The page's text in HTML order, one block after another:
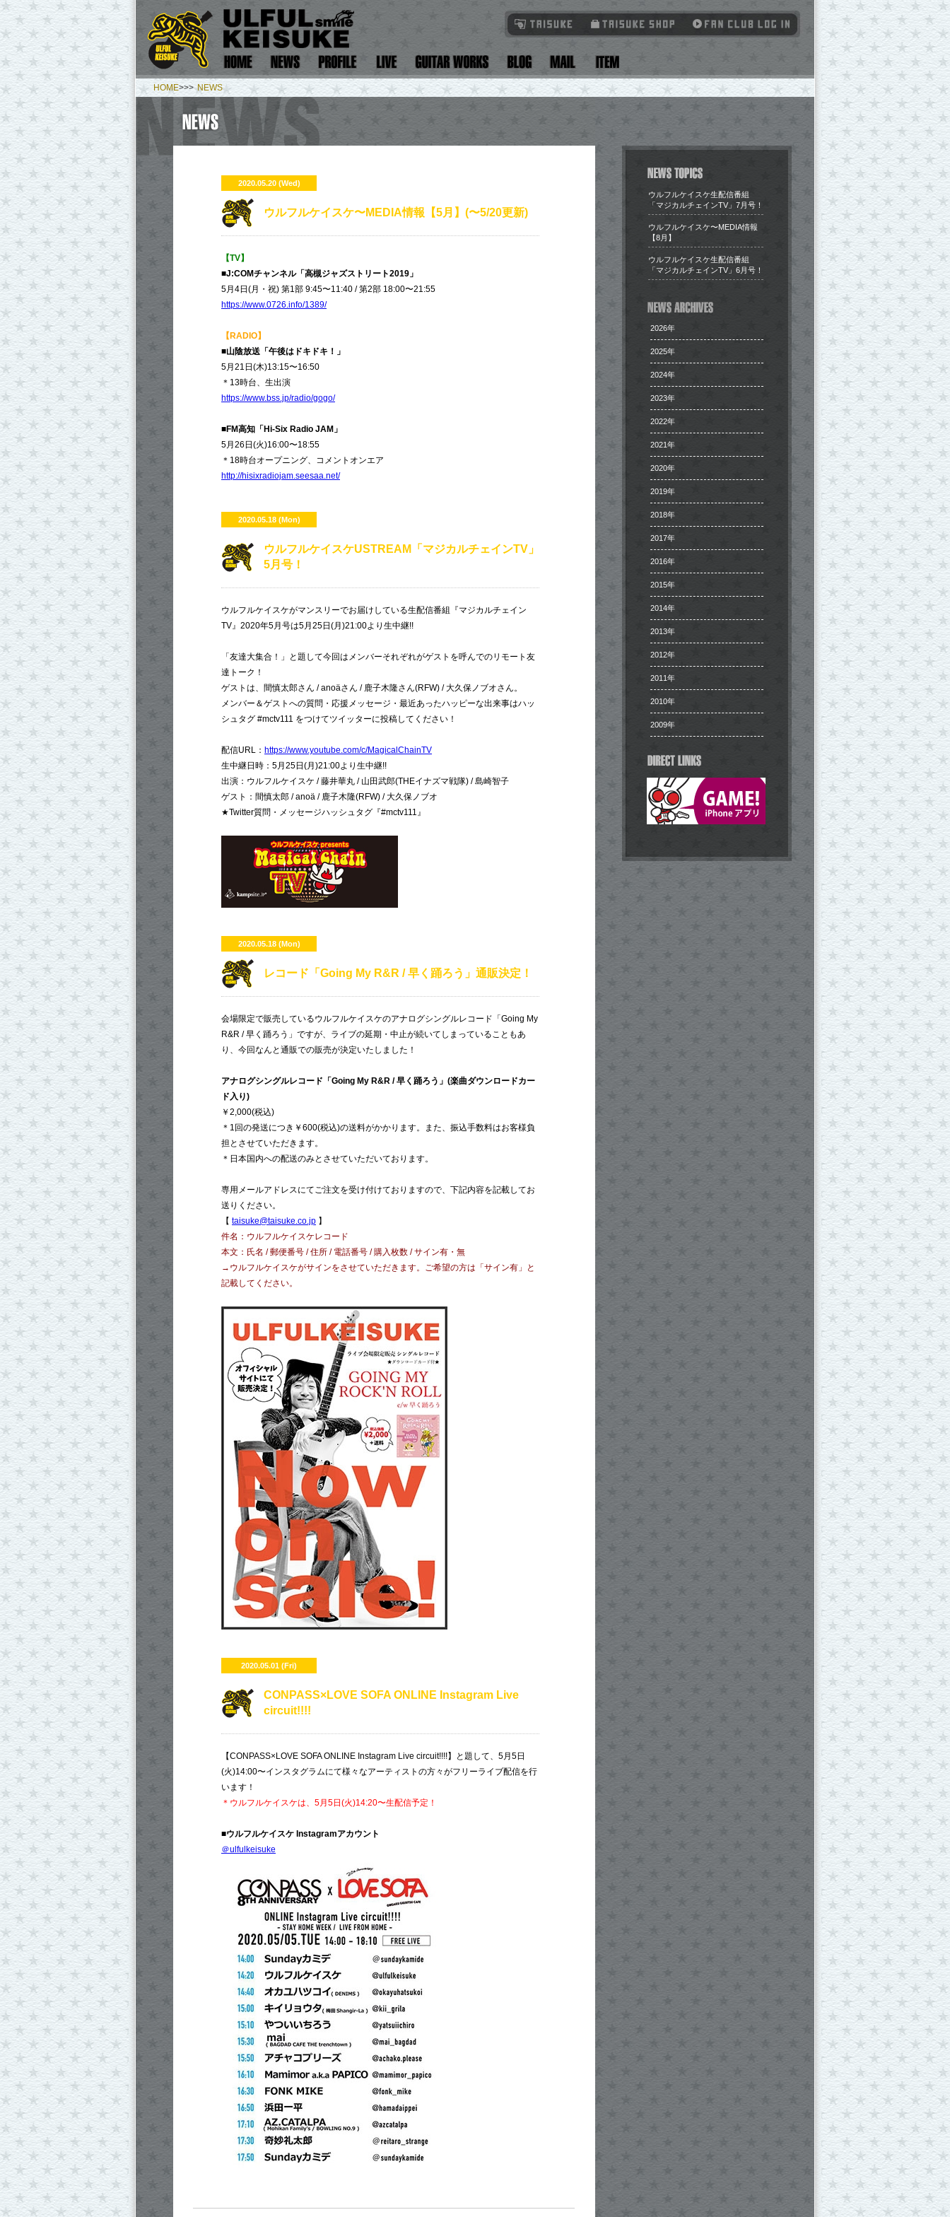
HOME>>> NEWS
2020.05.20 (Wed)
​ウルフルケイスケ〜MEDIA情報【5月】(〜5/20更新)
【TV】
■J:COMチャンネル「高槻ジャズストリート2019」
5月4日(月・祝) 第1部 9:45〜11:40 / 第2部 18:00〜21:55
https://www.0726.info/1389/
【RADIO】
■山陰放送「午後はドキドキ！」
5月21日(木)13:15〜16:50
＊13時台、生出演
https://www.bss.jp/radio/gogo/
■FM高知「Hi-Six Radio JAM」
5月26日(火)16:00〜18:55
＊18時台オープニング、コメントオンエア
http://hisixradiojam.seesaa.net/
2020.05.18 (Mon)
ウルフルケイスケUSTREAM「マジカルチェインTV」
5月号！
ウルフルケイスケがマンスリーでお届けしている生配信番組『マジカルチェイン
TV』2020年5月号は5月25日(月)21:00より生中継!!
「友達大集合！」と題して今回はメンバーそれぞれがゲストを呼んでのリモート友
達トーク！
ゲストは、間慎太郎さん / anoäさん / 鹿子木隆さん(RFW) / 大久保ノブオさん。
メンバー＆ゲストへの質問・応援メッセージ・最近あったハッピーな出来事はハッ
シュタグ #mctv111 をつけてツイッターに投稿してください！
配信URL： https://www.youtube.com/c/MagicalChainTV
生中継日時：5月25日(月)21:00より生中継!!
出演：ウルフルケイスケ / 藤井華丸 / 山田武郎(THEイナズマ戦隊) / 島崎智子
ゲスト：間慎太郎 / anoä / 鹿子木隆(RFW) / 大久保ノブオ
★Twitter質問・メッセージハッシュタグ『#mctv111』
2020.05.18 (Mon)
レコード「Going My R&R / 早く踊ろう」通販決定！
会場限定で販売しているウルフルケイスケのアナログシングルレコード「Going My
R&R / 早く踊ろう」ですが、ライブの延期・中止が続いてしまっていることもあ
り、今回なんと通販での販売が決定いたしました！
アナログシングルレコード「Going My R&R / 早く踊ろう」(楽曲ダウンロードカー
ド入り)
￥2,000(税込)
＊1回の発送につき￥600(税込)の送料がかかります。また、振込手数料はお客様負
担とさせていただきます。
＊日本国内への配送のみとさせていただいております。
専用メールアドレスにてご注文を受け付けておりますので、下記内容を記載してお
送りください。
【 taisuke@taisuke.co.jp 】
件名：ウルフルケイスケレコード
本文：氏名 / 郵便番号 / 住所 / 電話番号 / 購入枚数 / サイン有・無
→ウルフルケイスケがサインをさせていただきます。ご希望の方は「サイン有」と
記載してください。
2020.05.01 (Fri)
CONPASS×LOVE SOFA ONLINE Instagram Live
circuit!!!!
【CONPASS×LOVE SOFA ONLINE Instagram Live circuit!!!!】と題して、5月5日
(火)14:00〜インスタグラムにて様々なアーティストの方々がフリーライブ配信を行
います！
＊ウルフルケイスケは、5月5日(火)14:20〜生配信予定！
■ウルフルケイスケ Instagramアカウント
＠ulfulkeisuke
ウルフルケイスケ生配信番組
「マジカルチェインTV」7月号！
​ウルフルケイスケ〜MEDIA情報
【8月】
ウルフルケイスケ生配信番組
「マジカルチェインTV」6月号！
2026年
2025年
2024年
2023年
2022年
2021年
2020年
2019年
2018年
2017年
2016年
2015年
2014年
2013年
2012年
2011年
2010年
2009年